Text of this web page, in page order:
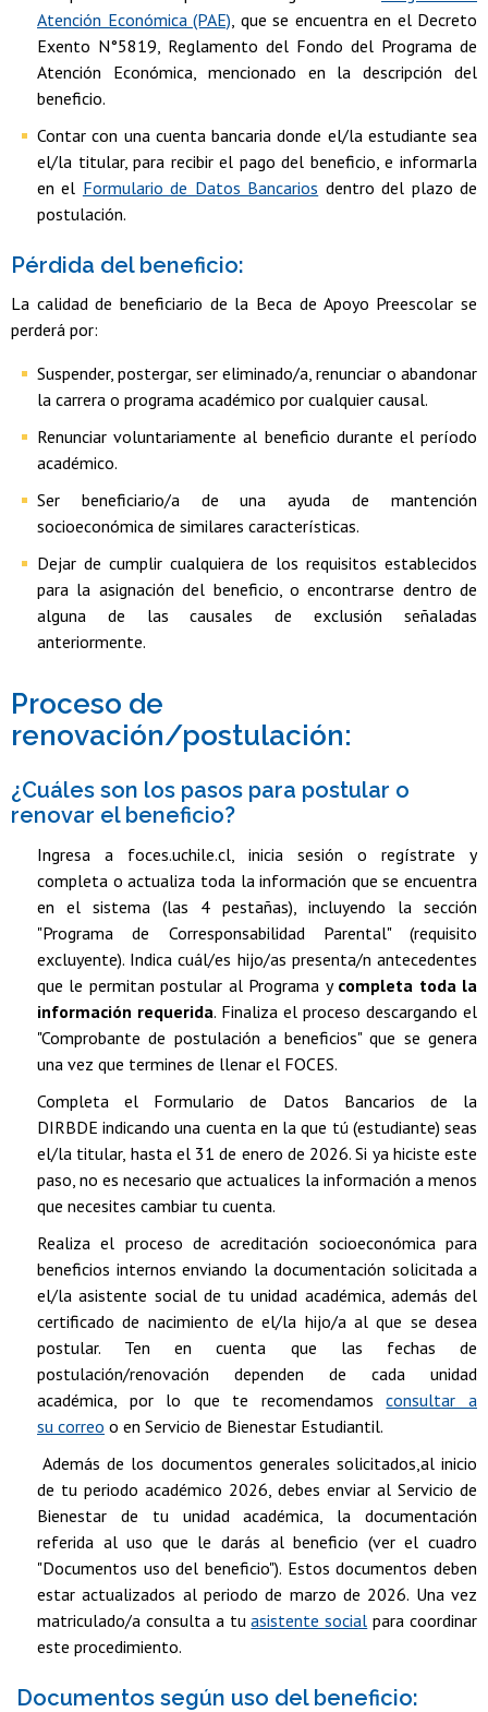
Atención Económica (PAE) , que se encuentra en el Decreto
Exento N°5819, Reglamento del Fondo del Programa de
Atención Económica, mencionado en la descripción del
beneficio.
Contar con una cuenta bancaria donde el/la estudiante sea
el/la titular, para recibir el pago del beneficio, e informarla
en el Formulario de Datos Bancarios dentro del plazo de
postulación.
Pérdida del beneficio:
La calidad de beneficiario de la Beca de Apoyo Preescolar se
perderá por:
Suspender, postergar, ser eliminado/a, renunciar o abandonar
la carrera o programa académico por cualquier causal.
Renunciar voluntariamente al beneficio durante el período
académico.
Ser beneficiario/a de una ayuda de mantención
socioeconómica de similares características.
Dejar de cumplir cualquiera de los requisitos establecidos
para la asignación del beneficio, o encontrarse dentro de
alguna de las causales de exclusión señaladas
anteriormente.
Proceso de
renovación/postulación:
¿Cuáles son los pasos para postular o
renovar el beneficio?
Ingresa a foces.uchile.cl, inicia sesión o regístrate y
completa o actualiza toda la información que se encuentra
en el sistema (las 4 pestañas), incluyendo la sección
"Programa de Corresponsabilidad Parental" (requisito
excluyente). Indica cuál/es hijo/as presenta/n antecedentes
que le permitan postular al Programa y completa toda la
información requerida. Finaliza el proceso descargando el
"Comprobante de postulación a beneficios" que se genera
una vez que termines de llenar el FOCES.
Completa el Formulario de Datos Bancarios de la
DIRBDE indicando una cuenta en la que tú (estudiante) seas
el/la titular, hasta el 31 de enero de 2026. Si ya hiciste este
paso, no es necesario que actualices la información a menos
que necesites cambiar tu cuenta.
Realiza el proceso de acreditación socioeconómica para
beneficios internos enviando la documentación solicitada a
el/la asistente social de tu unidad académica, además del
certificado de nacimiento de el/la hijo/a al que se desea
postular. Ten en cuenta que las fechas de
postulación/renovación dependen de cada unidad
académica, por lo que te recomendamosconsultar a
su correo o en Servicio de Bienestar Estudiantil.
Además de los documentos generales solicitados,al inicio
de tu periodo académico 2026, debes enviar al Servicio de
Bienestar de tu unidad académica, la documentación
referida al uso que le darás al beneficio (ver el cuadro
"Documentos uso del beneficio"). Estos documentos deben
estar actualizados al periodo de marzo de 2026. Una vez
matriculado/a consulta a tuasistente social para coordinar
este procedimiento.
Documentos según uso del beneficio: